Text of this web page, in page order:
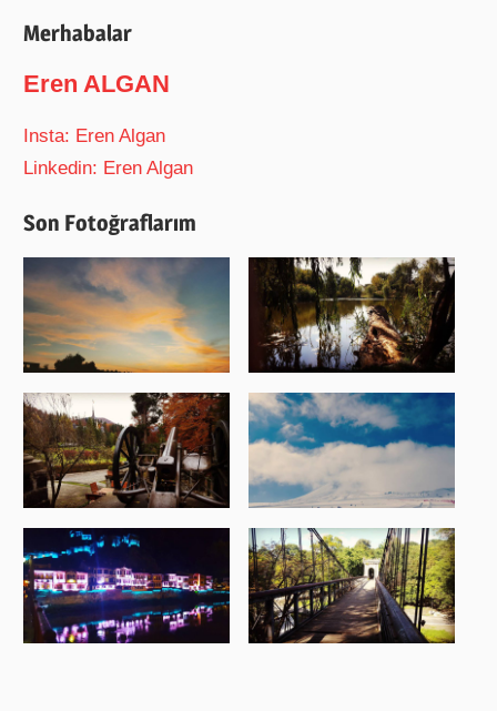
Merhabalar
Eren ALGAN
Insta: Eren Algan
Linkedin: Eren Algan
Son Fotoğraflarım